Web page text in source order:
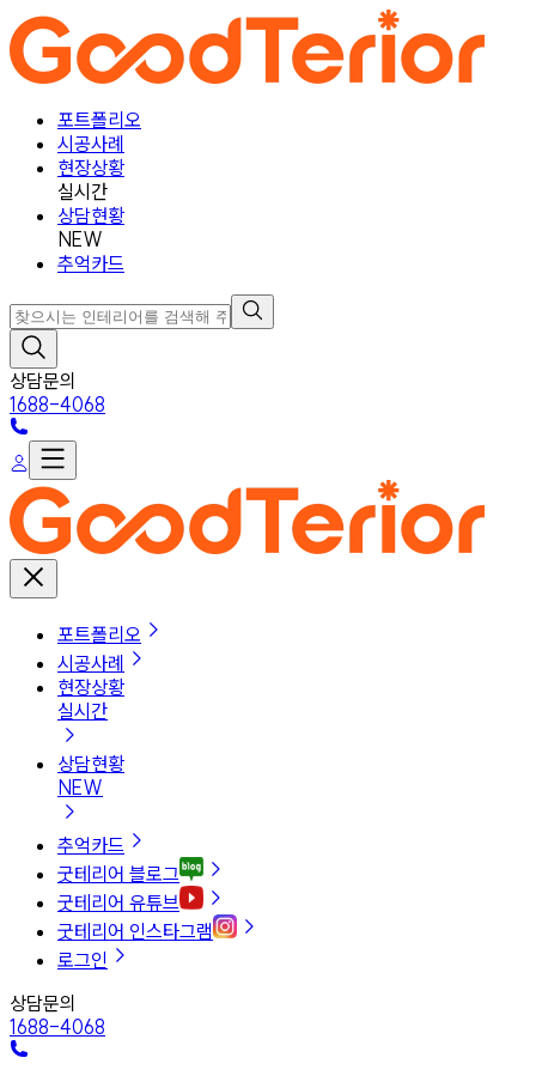
포트폴리오
시공사례
현장상황
실시간
상담현황
NEW
추억카드
상담문의
1688-4068
포트폴리오
시공사례
현장상황
실시간
상담현황
NEW
추억카드
굿테리어 블로그
굿테리어 유튜브
굿테리어 인스타그램
로그인
상담문의
1688-4068